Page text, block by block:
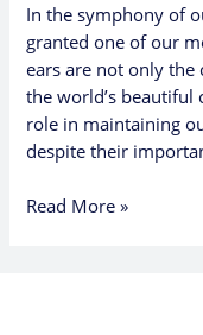
In the symphony of
granted one of our
ears are not only
the world’s beautiful
role in maintaining
despite their
Read More »